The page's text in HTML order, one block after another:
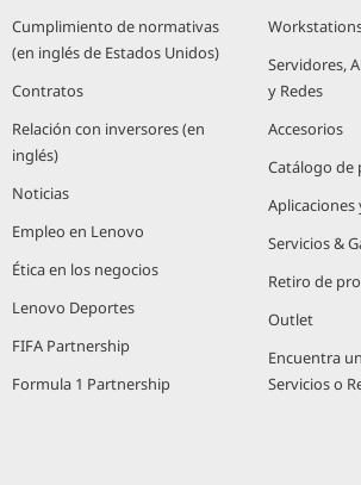
Cumplimiento de normativas
(en inglés de Estados Unidos)
Contratos
Relación con inversores (en
inglés)
Noticias
Empleo en Lenovo
Ética en los negocios
Lenovo Deportes
FIFA Partnership
Formula 1 Partnership
Servidores,
y Redes
Accesorios
Catálogo de
Aplicaciones
Servicios &
Retiro de
Outlet
Encuentra
Servicios o